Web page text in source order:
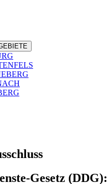
Gesetz (DDG):